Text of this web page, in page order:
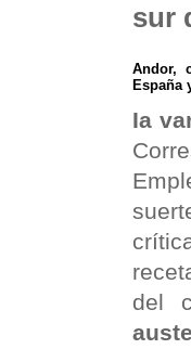
sur
Andor,
España
Ia
del